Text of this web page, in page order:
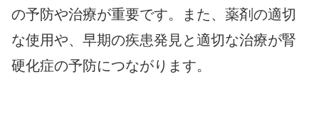
の予防や治療が重要です。また、薬剤の適切
な使用や、早期の疾患発見と適切な治療が腎
硬化症の予防につながります。